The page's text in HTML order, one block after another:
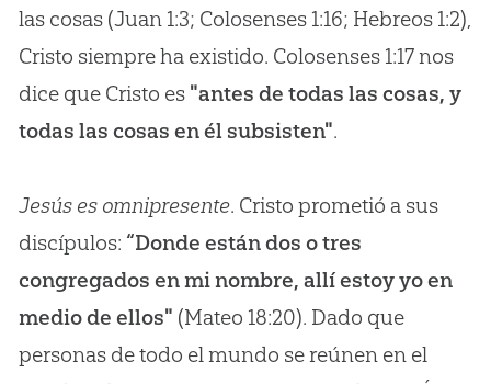
las cosas (Juan 1:3; Colosenses 1:16; Hebreos 1:2),
Cristo siempre ha existido. Colosenses 1:17 nos
dice que Cristo es "antes de todas las cosas, y
todas las cosas en él subsisten".
Jesús es omnipresente. Cristo prometió a sus
discípulos: “Donde están dos o tres
congregados en mi nombre, allí estoy yo en
medio de ellos" (Mateo 18:20). Dado que
personas de todo el mundo se reúnen en el